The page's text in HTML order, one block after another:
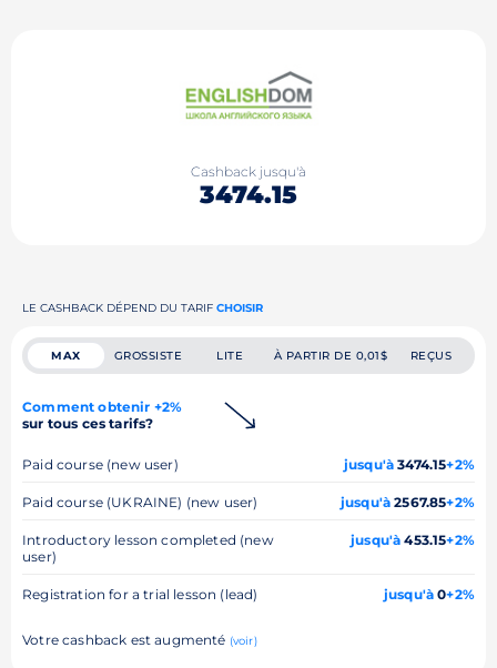
Cashback jusqu'à
3474.15
LE CASHBACK DÉPEND DU TARIF CHOISIR
MAX GROSSISTE LITE À PARTIR DE 0,01$ REÇUS
Comment obtenir +2%
sur tous ces tarifs?
Paid course (new user) jusqu'à 3474.15+2%
Paid course (UKRAINE) (new user) jusqu'à 2567.85+2%
Introductory lesson completed (new
user)
jusqu'à 453.15+2%
Registration for a trial lesson (lead) jusqu'à 0+2%
Votre cashback est augmenté (voir)